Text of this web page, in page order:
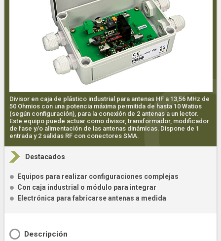
Divisor en caja de plástico industrial para antenas HF a 13,56 MHz de
50 Ohmios con una potencia máxima permitida de hasta 10 Watios
(según configuración), para la conexión de 2 antenas a un lector.
Este equipo puede actuar como divisor, transformador, modificador
de fase y/o alimentación de las antenas dinámicas. Dispone de 1
entrada y 2 salidas RF con conectores SMA.
Destacados
Equipos para realizar configuraciones complejas
Con caja industrial o módulo para integrar
Electrónica para fabricarse antenas a medida
Descripción